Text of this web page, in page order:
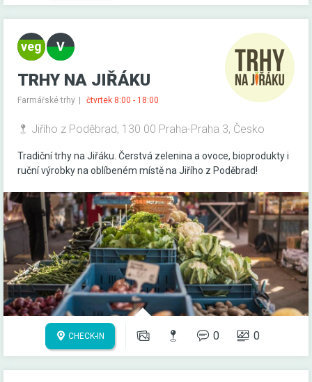
TRHY NA JIŘÁKU
Farmářské trhy čtvrtek 8:00 - 18:00
Jiřího z Poděbrad, 130 00 Praha-Praha 3, Česko
Tradiční trhy na Jiřáku. Čerstvá zelenina a ovoce, bioprodukty i
ruční výrobky na oblíbeném místě na Jiřího z Poděbrad!
CHECK-IN 0 0